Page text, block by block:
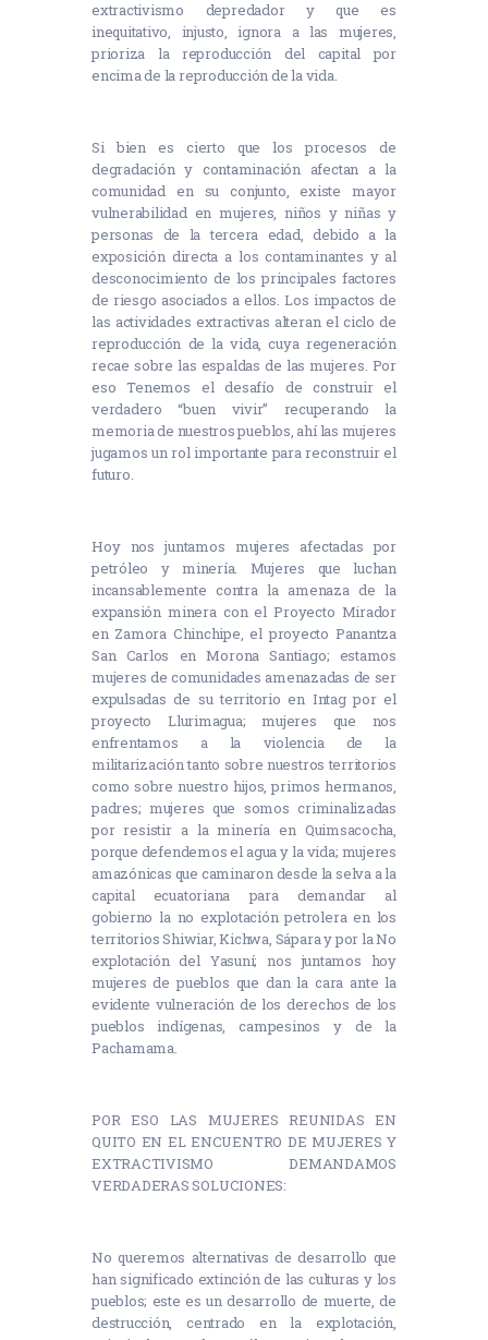
extractivismo depredador y que es
inequitativo, injusto, ignora a las mujeres,
prioriza la reproducción del capital por
encima de la reproducción de la vida.
Si bien es cierto que los procesos de
degradación y contaminación afectan a la
comunidad en su conjunto, existe mayor
vulnerabilidad en mujeres, niños y niñas y
personas de la tercera edad, debido a la
exposición directa a los contaminantes y al
desconocimiento de los principales factores
de riesgo asociados a ellos. Los impactos de
las actividades extractivas alteran el ciclo de
reproducción de la vida, cuya regeneración
recae sobre las espaldas de las mujeres. Por
eso Tenemos el desafío de construir el
verdadero “buen vivir” recuperando la
memoria de nuestros pueblos, ahí las mujeres
jugamos un rol importante para reconstruir el
futuro.
Hoy nos juntamos mujeres afectadas por
petróleo y minería. Mujeres que luchan
incansablemente contra la amenaza de la
expansión minera con el Proyecto Mirador
en Zamora Chinchipe, el proyecto Panantza
San Carlos en Morona Santiago; estamos
mujeres de comunidades amenazadas de ser
expulsadas de su territorio en Intag por el
proyecto Llurimagua; mujeres que nos
enfrentamos a la violencia de la
militarización tanto sobre nuestros territorios
como sobre nuestro hijos, primos hermanos,
padres; mujeres que somos criminalizadas
por resistir a la minería en Quimsacocha,
porque defendemos el agua y la vida; mujeres
amazónicas que caminaron desde la selva a la
capital ecuatoriana para demandar al
gobierno la no explotación petrolera en los
territorios Shiwiar, Kichwa, Sápara y por la No
explotación del Yasuní; nos juntamos hoy
mujeres de pueblos que dan la cara ante la
evidente vulneración de los derechos de los
pueblos indígenas, campesinos y de la
Pachamama.
POR ESO LAS MUJERES REUNIDAS EN
QUITO EN EL ENCUENTRO DE MUJERES Y
EXTRACTIVISMO DEMANDAMOS
VERDADERAS SOLUCIONES:
No queremos alternativas de desarrollo que
han significado extinción de las culturas y los
pueblos; este es un desarrollo de muerte, de
destrucción, centrado en la explotación,